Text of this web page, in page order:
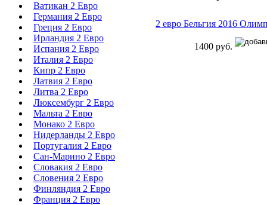
Ватикан 2 Евро
Германия 2 Евро
Греция 2 Евро
Ирландия 2 Евро
Испания 2 Евро
Италия 2 Евро
Кипр 2 Евро
Латвия 2 Евро
Литва 2 Евро
Люксембург 2 Евро
Мальта 2 Евро
Монако 2 Евро
Нидерланды 2 Евро
Португалия 2 Евро
Сан-Марино 2 Евро
Словакия 2 Евро
Словения 2 Евро
Финляндия 2 Евро
Франция 2 Евро
2 евро Бельгия 2016
1400 руб.